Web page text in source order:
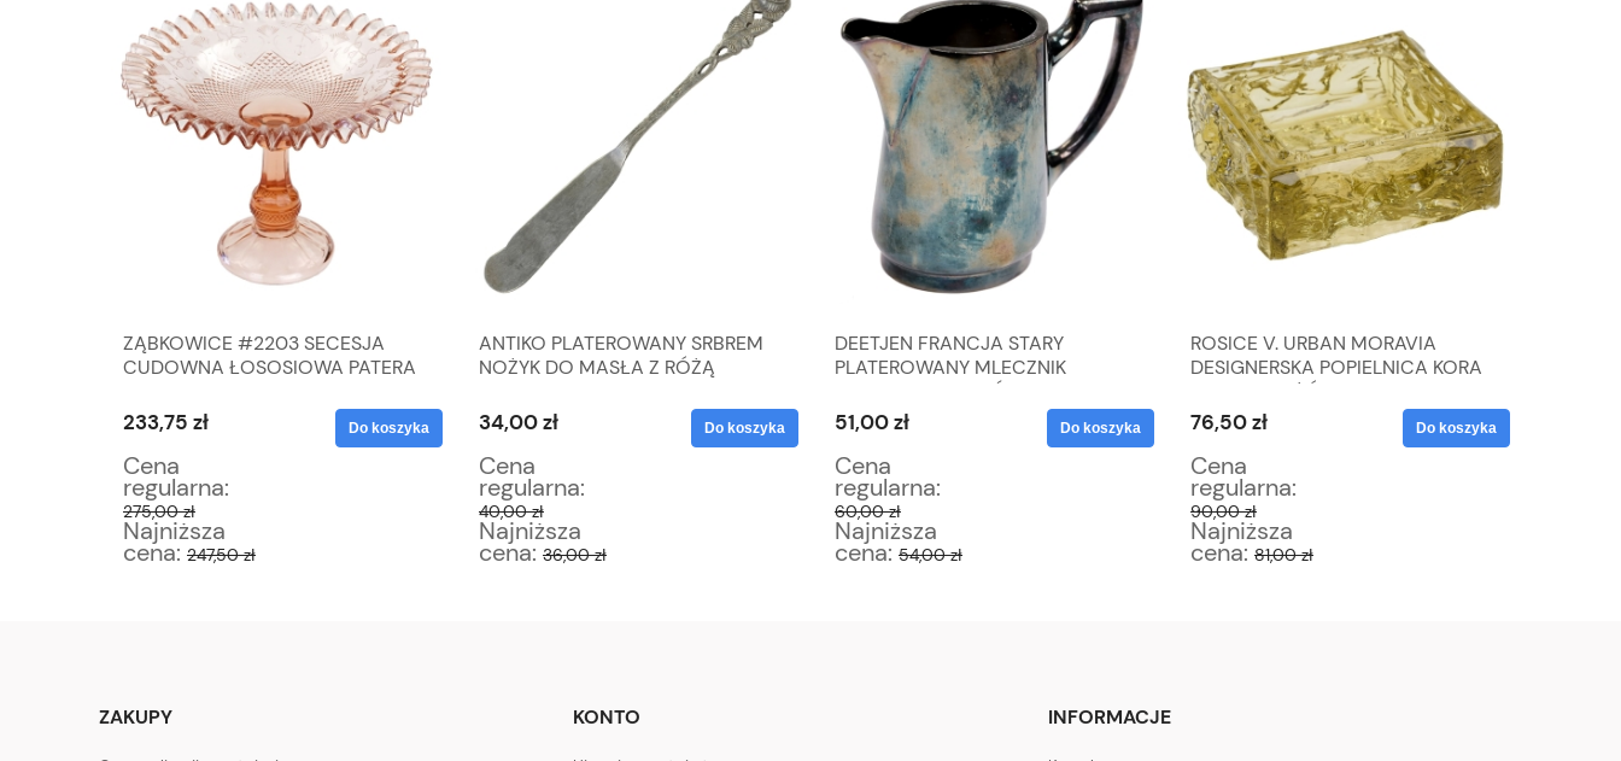
ZĄBKOWICE #2203 SECESJA
CUDOWNA ŁOSOSIOWA PATERA
233,75 zł
Cena
regularna:
275,00 zł
Najniższa
cena: 247,50 zł
Do koszyka
ANTIKO PLATEROWANY SRBREM
NOŻYK DO MASŁA Z RÓŻĄ
34,00 zł
Cena
regularna:
40,00 zł
Najniższa
cena: 36,00 zł
Do koszyka
DEETJEN FRANCJA STARY
PLATEROWANY MLECZNIK
DZBANUSZEK DO ŚMIETANKI
51,00 zł
Cena
regularna:
60,00 zł
Najniższa
cena: 54,00 zł
Do koszyka
ROSICE V. URBAN MORAVIA
DESIGNERSKA POPIELNICA KORA
DRZEWA W ŻÓŁCI
76,50 zł
Cena
regularna:
90,00 zł
Najniższa
cena: 81,00 zł
Do koszyka
ZAKUPY KONTO INFORMACJE